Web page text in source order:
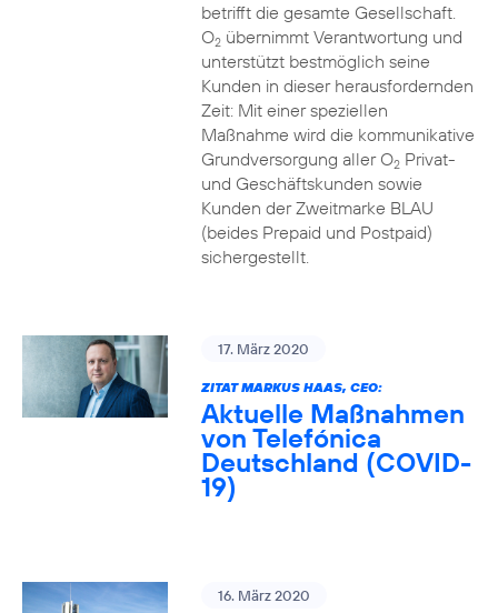
betrifft die gesamte Gesellschaft.
O2übernimmt Verantwortung und
unterstützt bestmöglich seine
Kunden in dieser herausfordernden
Zeit: Mit einer speziellen
Maßnahme wird die kommunikative
Grundversorgung aller O2Privat-
und Geschäftskunden sowie
Kunden der Zweitmarke BLAU
(beides Prepaid und Postpaid)
sichergestellt.
17. März 2020
ZITAT MARKUS HAAS, CEO:
Aktuelle Maßnahmen
von Telefónica
Deutschland (COVID-
19)
16. März 2020